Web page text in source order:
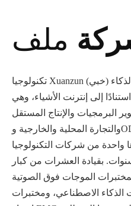
ملف
تكنولوجيا Xuanzun (خبي) الطبية هي تكنولوجيا الذكاء
إلى إنترنت الأشياء، وهي
البرمجيات والإنتاج المستقل
والتجارة المحلية والخارجية وODM/OEM والخدمات البيئية
واحدة من شركات التكنولوجيا
ولها تاريخ لأكثر من 10 سنوات. بقيادة العشرات من كبار
الموجات فوق الصوتية
الذكاء الاصطناعي، ومختبرات